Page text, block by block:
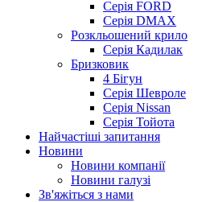
Серія FORD
Серія DMAX
Розкльошений крило
Серія Кадилак
Бризковик
4 Бігун
Серія Шевроле
Серія Nissan
Серія Тойота
Найчастіші запитання
Новини
Новини компанії
Новини галузі
Зв'яжіться з нами